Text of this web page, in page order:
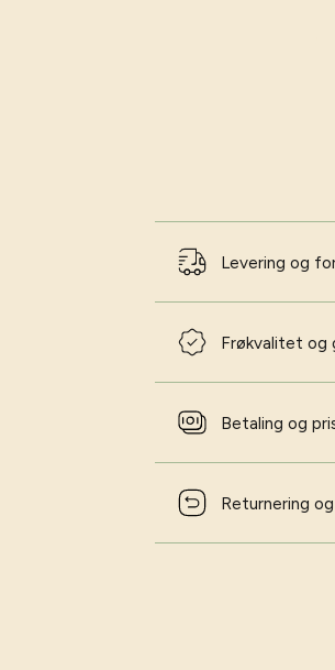
Levering og
Frøkvalitet og
Betaling og
Returnering